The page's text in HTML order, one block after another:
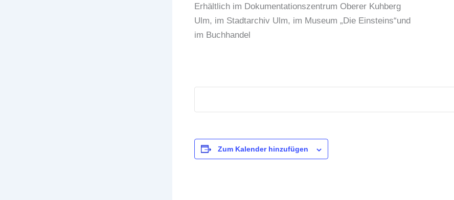
Erhältlich im Dokumentationszentrum Oberer Kuhberg
Ulm, im Stadtarchiv Ulm, im Museum „Die Einsteins“und
im Buchhandel
Zum Kalender hinzufügen